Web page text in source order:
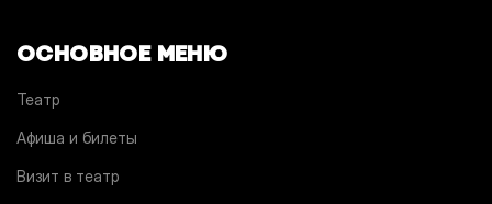
ОСНОВНОЕ МЕНЮ
Театр
Афиша и билеты
Визит в театр